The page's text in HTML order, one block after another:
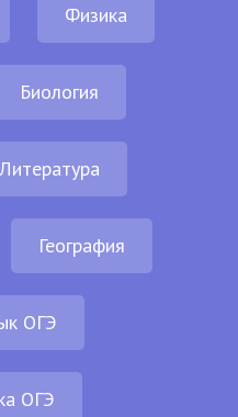
Физика
Биология
Литература
География
ОГЭ
ОГЭ